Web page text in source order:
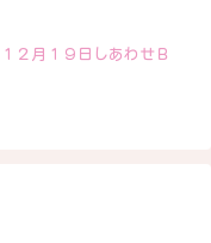
１２月１９日しあわせＢ